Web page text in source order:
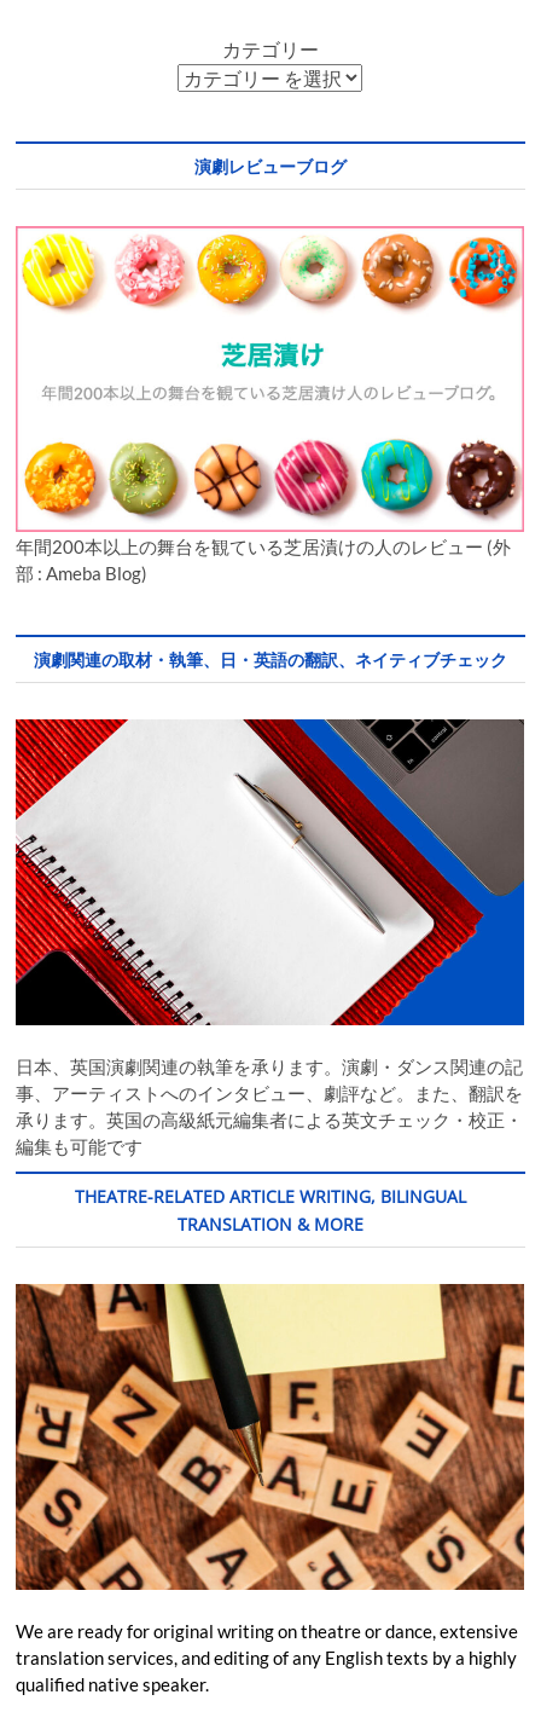
カテゴリー
演劇レビューブログ
年間200本以上の舞台を観ている芝居漬けの人のレビュー (外
部 : Ameba Blog)
演劇関連の取材・執筆、日・英語の翻訳、ネイティブチェック
日本、英国演劇関連の執筆を承ります。演劇・ダンス関連の記
事、アーティストへのインタビュー、劇評など。また、翻訳を
承ります。英国の高級紙元編集者による英文チェック・校正・
編集も可能です
THEATRE-RELATED ARTICLE WRITING, BILINGUAL
TRANSLATION & MORE
We are ready for original writing on theatre or dance, extensive
translation services, and editing of any English texts by a highly
qualified native speaker.